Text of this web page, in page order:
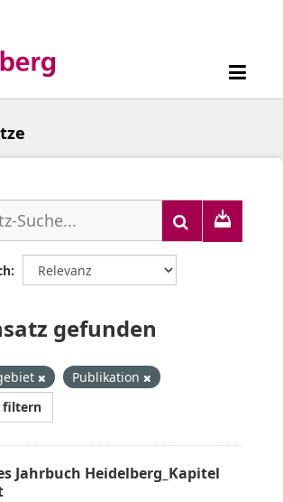
gefunden
Publikation
filtern
Jahrbuch Heidelberg_Kapitel